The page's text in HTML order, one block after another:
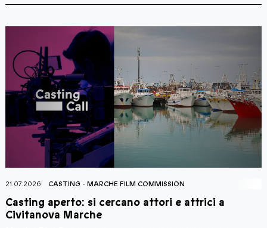
21.07.2026 CASTING - MARCHE FILM COMMISSION
Casting aperto: si cercano attori e attrici a
Civitanova Marche